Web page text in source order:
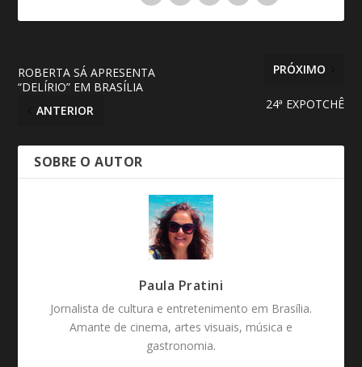
ROBERTA SÁ APRESENTA
“DELÍRIO” EM BRASÍLIA
ANTERIOR
PRÓXIMO
24ª EXPOTCHÊ
SOBRE O AUTOR
Paula Pratini
Jornalista de cultura e entretenimento em Brasília.
Amante de cinema, artes visuais, música e
gastronomia.